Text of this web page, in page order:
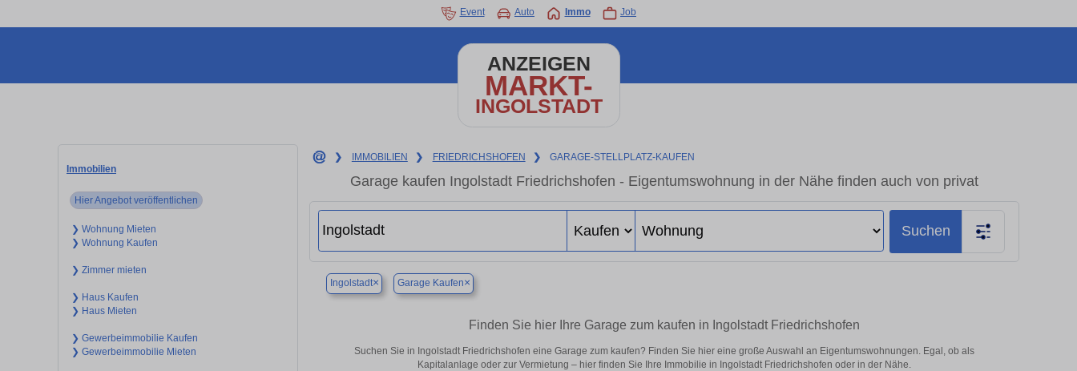
Event Auto Immo Job
ANZEIGEN
MARKT-
INGOLSTADT
Immobilien
Hier Angebot veröffentlichen
❯ Wohnung Mieten
❯ Wohnung Kaufen
❯ Zimmer mieten
❯ Haus Kaufen
❯ Haus Mieten
❯ Gewerbeimmobilie Kaufen
❯ Gewerbeimmobilie Mieten
❯ IMMOBILIEN ❯ FRIEDRICHSHOFEN ❯ GARAGE-STELLPLATZ-KAUFEN
Garage kaufen Ingolstadt Friedrichshofen - Eigentumswohnung in der Nähe finden auch von privat
Suchen
Ingolstadt× Garage Kaufen×
Finden Sie hier Ihre Garage zum kaufen in Ingolstadt Friedrichshofen
Suchen Sie in Ingolstadt Friedrichshofen eine Garage zum kaufen? Finden Sie hier eine große Auswahl an Eigentumswohnungen. Egal, ob als
Kapitalanlage oder zur Vermietung – hier finden Sie Ihre Immobilie in Ingolstadt Friedrichshofen oder in der Nähe.